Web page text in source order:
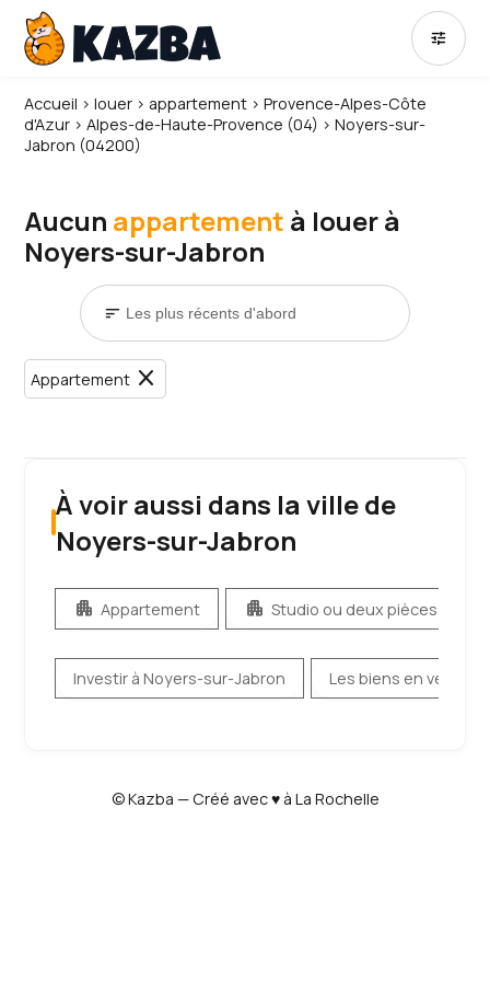
tune
Accueil ›louer › appartement ›Provence-Alpes-Côte
d'Azur ›Alpes-de-Haute-Provence (04) ›Noyers-sur-
Jabron (04200)
Aucun appartement à louer à
Noyers-sur-Jabron
sort
Appartement close
À voir aussi dans la ville de
Noyers-sur-Jabron
apartment Appartement apartment Studio ou deux pièces
Investir à Noyers-sur-Jabron Les biens en vente
© Kazba — Créé avec ♥ à La Rochelle